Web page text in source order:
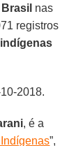
Brasil nas
registros
indígenas
2018.
, é a
”,